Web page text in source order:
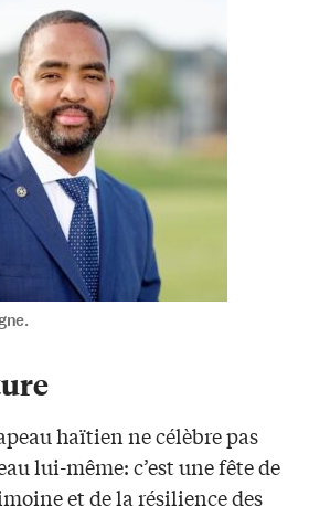
haïtien ne célèbre pas
lui-même: c’est une fête de
et de la résilience des